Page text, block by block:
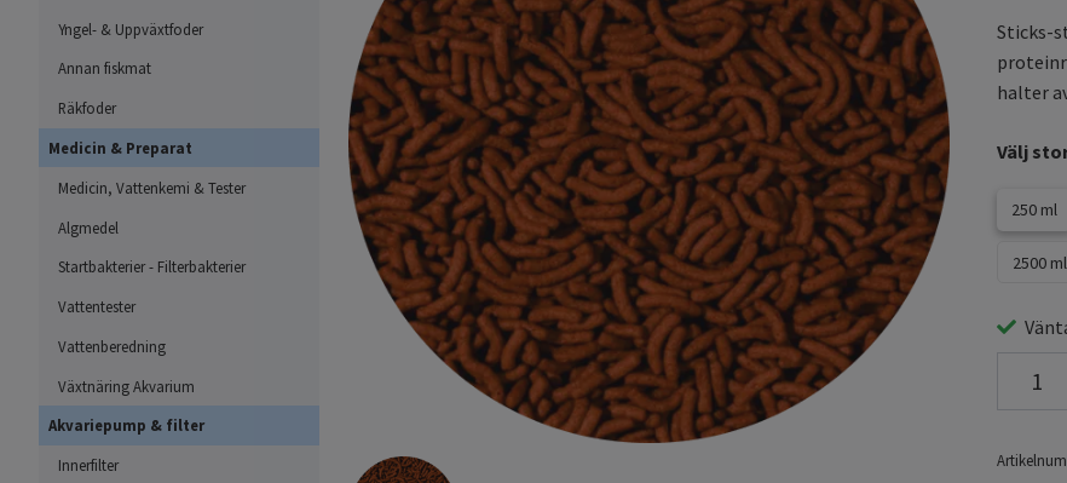
Yngel- & Uppväxtfoder
Annan fiskmat
Räkfoder
Medicin & Preparat
Medicin, Vattenkemi & Tester
Algmedel
Startbakterier - Filterbakterier
Vattentester
Vattenberedning
Växtnäring Akvarium
Akvariepump & filter
Innerfilter
Sticks-
halter
Välj
250 ml
2500 ml